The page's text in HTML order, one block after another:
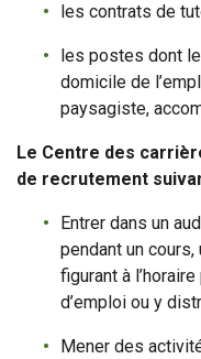
les contrats de
les postes dont
domicile de
paysagiste,
Le Centre des
de recrutement
Entrer dans un
pendant un
figurant à
d’emploi ou y
Mener des